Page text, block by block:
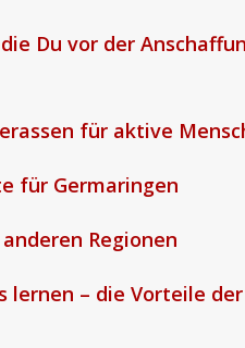
Du vor der
für aktive
für Germaringen
Regionen
lernen – die Vorteile